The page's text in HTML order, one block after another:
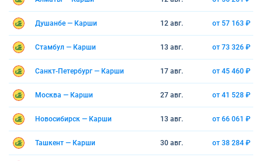
Душанбе — Карши 12 авг. от 57 163 ₽
Стамбул — Карши 13 авг. от 73 326 ₽
Санкт-Петербург — Карши 17 авг. от 45 460 ₽
Москва — Карши 27 авг. от 41 528 ₽
Новосибирск — Карши 13 авг. от 66 061 ₽
Ташкент — Карши 30 авг. от 38 284 ₽